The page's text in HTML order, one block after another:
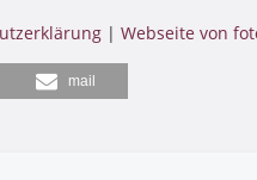
| Webseite von
mail